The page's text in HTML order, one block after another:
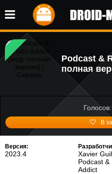
Podcast &
полная
В
Версия:
2023.4
Xavier
Podcast &
Addict